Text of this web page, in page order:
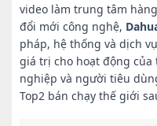
video làm trung tâm
đổi mới công nghệ,
pháp, hệ thống và dịch
giá trị cho hoạt động
nghiệp và người tiêu
Top2 bán chạy thế giới